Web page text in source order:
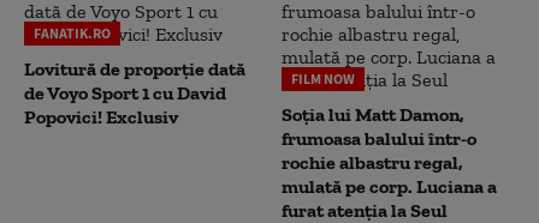
FANATIK.RO
Lovitură de proporție dată
de Voyo Sport 1 cu David
Popovici! Exclusiv
FILM NOW
Soția lui Matt Damon,
frumoasa balului într-o
rochie albastru regal,
mulată pe corp. Luciana a
furat atenția la Seul